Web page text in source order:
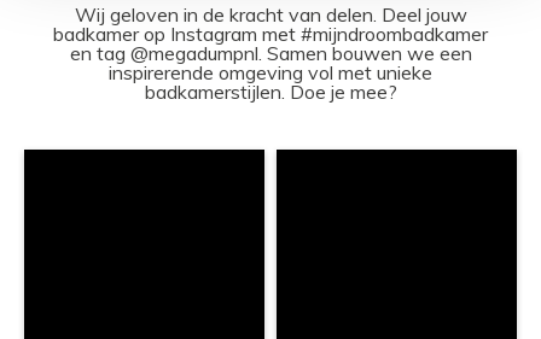
Wij geloven in de kracht van delen. Deel jouw
badkamer op Instagram met #mijndroombadkamer
en tag @megadumpnl. Samen bouwen we een
inspirerende omgeving vol met unieke
badkamerstijlen. Doe je mee?